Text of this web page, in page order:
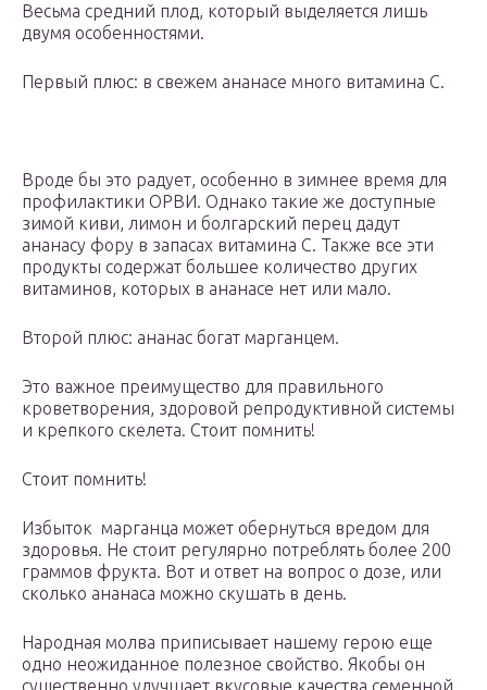
Весьма средний плод, который выделяется лишь
двумя особенностями.
Первый плюс: в свежем ананасе много витамина С.
Вроде бы это радует, особенно в зимнее время для
профилактики ОРВИ. Однако такие же доступные
зимой киви, лимон и болгарский перец дадут
ананасу фору в запасах витамина С. Также все эти
продукты содержат большее количество других
витаминов, которых в ананасе нет или мало.
Второй плюс: ананас богат марганцем.
Это важное преимущество для правильного
кроветворения, здоровой репродуктивной системы
и крепкого скелета. Стоит помнить!
Стоит помнить!
Избыток марганца может обернуться вредом для
здоровья. Не стоит регулярно потреблять более 200
граммов фрукта. Вот и ответ на вопрос о дозе, или
сколько ананаса можно скушать в день.
Народная молва приписывает нашему герою еще
одно неожиданное полезное свойство. Якобы он
существенно улучшает вкусовые качества семенной